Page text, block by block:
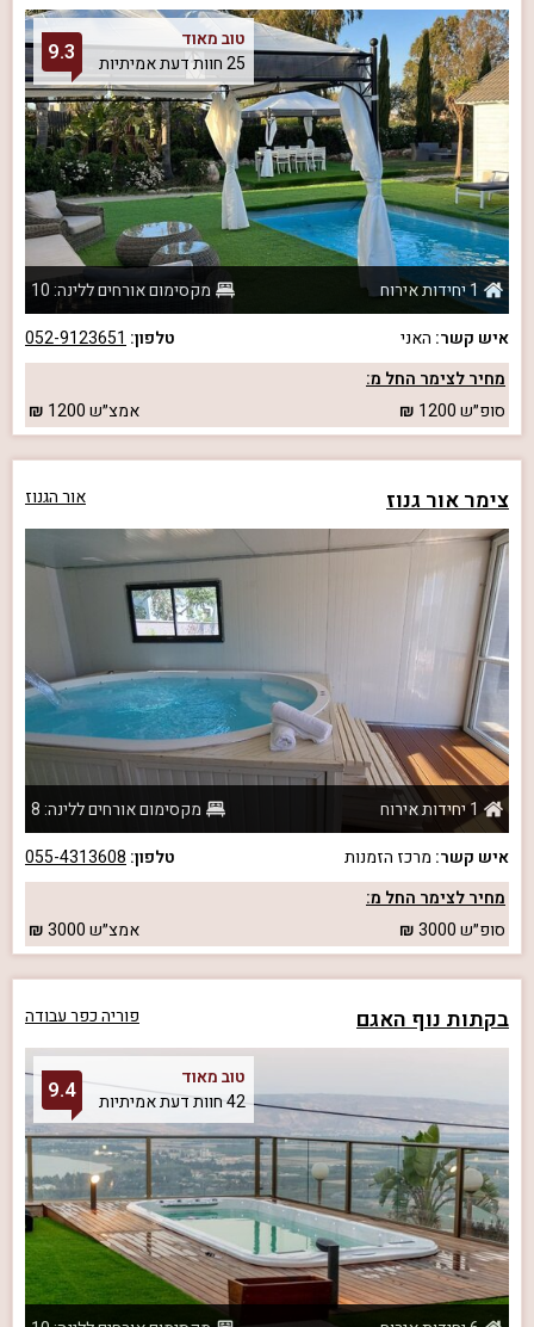
טוב מאוד
25 חוות דעת אמיתיות
9.3
1 יחידות אירוח
מקסימום אורחים ללינה: 10
איש קשר: האני טלפון: 052-9123651
מחיר לצימר החל מ:
סופ״ש1200 אמצ״ש1200
צימר אור גנוז אור הגנוז
1 יחידות אירוח
מקסימום אורחים ללינה: 8
איש קשר: מרכז הזמנות טלפון: 055-4313608
מחיר לצימר החל מ:
סופ״ש3000 אמצ״ש3000
בקתות נוף האגם פוריה כפר עבודה
טוב מאוד
42 חוות דעת אמיתיות
9.4